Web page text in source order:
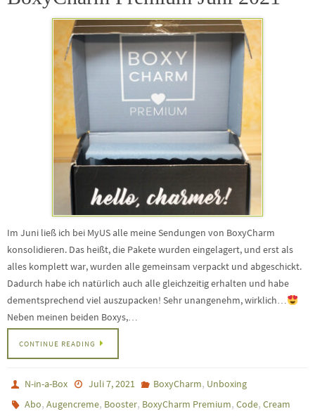
Im Juni ließ ich bei MyUS alle meine Sendungen von BoxyCharm
konsolidieren. Das heißt, die Pakete wurden eingelagert, und erst als
alles komplett war, wurden alle gemeinsam verpackt und abgeschickt.
Dadurch habe ich natürlich auch alle gleichzeitig erhalten und habe
dementsprechend viel auszupacken! Sehr unangenehm, wirklich…
Neben meinen beiden Boxys,…
CONTINUE READING
N-in-a-Box Juli 7, 2021 BoxyCharm, Unboxing
Abo,Augencreme, Booster, BoxyCharm Premium,Code,Cream